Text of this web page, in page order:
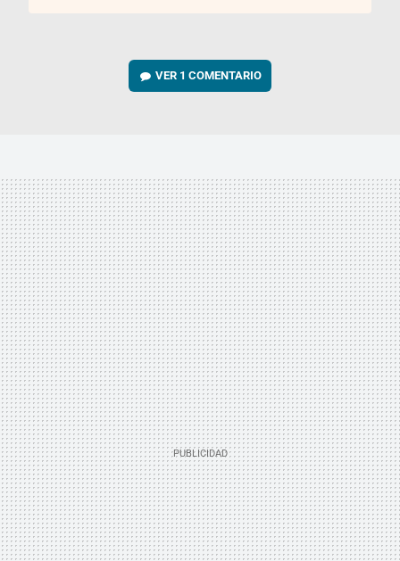
VER 1 COMENTARIO